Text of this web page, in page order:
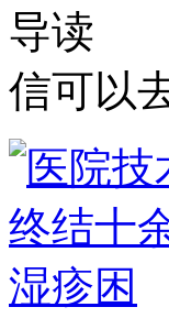
导读
信可以